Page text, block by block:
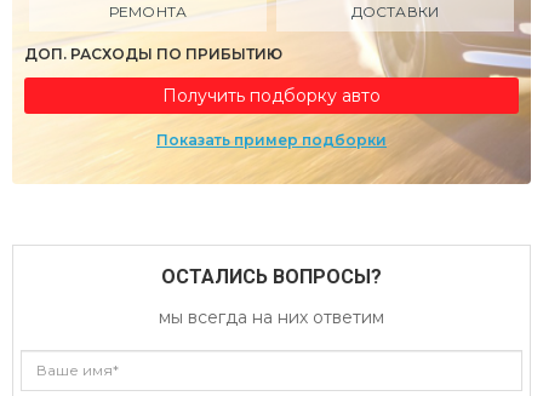
РЕМОНТА ДОСТАВКИ
ДОП. РАСХОДЫ ПО ПРИБЫТИЮ
Получить подборку авто
Показать пример подборки
ОСТАЛИСЬ ВОПРОСЫ?
мы всегда на них ответим